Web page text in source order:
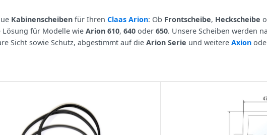
Kabinenscheiben für Ihren Claas Arion: Ob Frontscheibe, Heckscheibe
Lösung für Modelle wie Arion 610, 640 oder 650. Unsere Scheiben werden
Sicht sowie Schutz, abgestimmt auf die Arion Serie und weitere Axion